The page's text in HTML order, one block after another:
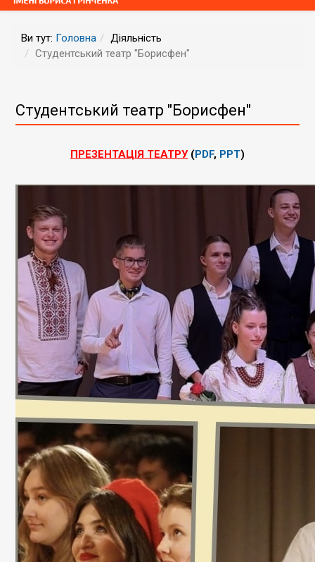
Ви тут: Головна
Діяльність
Студентський театр "Борисфен"
Студентський театр "Борисфен"
ПРЕЗЕНТАЦІЯ ТЕАТРУ(PDF, PPT)